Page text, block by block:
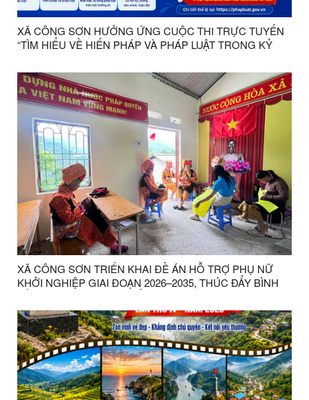
XÃ CÔNG SƠN HƯỞNG ỨNG CUỘC THI TRỰC TUYẾN
“TÌM HIỂU VỀ HIẾN PHÁP VÀ PHÁP LUẬT TRONG KỶ
XÃ CÔNG SƠN TRIỂN KHAI ĐỀ ÁN HỖ TRỢ PHỤ NỮ
KHỞI NGHIỆP GIAI ĐOẠN 2026–2035, THÚC ĐẨY BÌNH